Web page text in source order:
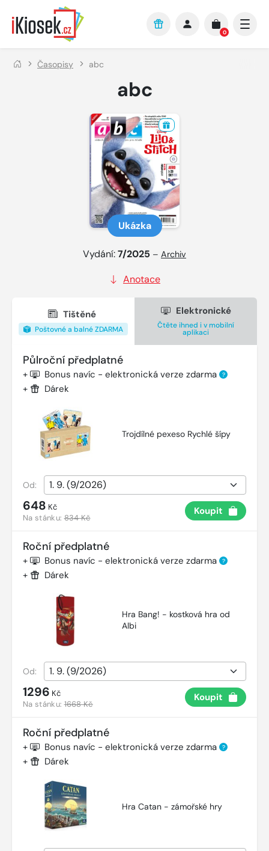
Přejít na hlavní obsah
0
Časopisy abc
abc
Ukázka
Vydání:7/2025 – Archiv
Anotace
Tištěné
Poštovné a balné ZDARMA
Elektronické
Čtěte ihned i v mobilní
aplikaci
Půlroční předplatné
+ Bonus navíc - elektronická verze zdarma ?
+ Dárek
Trojdílné pexeso Rychlé šípy
Od:
648 Kč
Na stánku:834 Kč
Koupit
Roční předplatné
+ Bonus navíc - elektronická verze zdarma ?
+ Dárek
Hra Bang! - kostková hra od
Albi
Od:
1296 Kč
Na stánku:1668 Kč
Koupit
Roční předplatné
+ Bonus navíc - elektronická verze zdarma ?
+ Dárek
Hra Catan - zámořské hry